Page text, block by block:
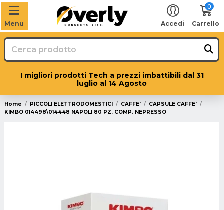
Menu Accedi
0
Carrello
I migliori prodotti Tech a prezzi imbattibili dal 31
luglio al 14 Agosto
Home PICCOLI ELETTRODOMESTICI CAFFE'
CAPSULE CAFFE'
KIMBO 014498\014448 NAPOLI 80 PZ. COMP. NEPRESSO